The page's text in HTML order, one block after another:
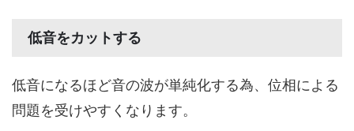
低音をカットする
低音になるほど音の波が単純化する為、位相による
問題を受けやすくなります。